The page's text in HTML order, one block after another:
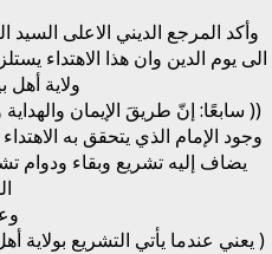
وأكد المرجع الديني الاعلى
الى يوم الدين وان هذا الاهتداء
ولاية
(( سابعًا: إنّ طريقَ الإيمان
وجود الإمام الذي يتحقق به
يضاف إليه تشريع وبقاء ودوام
( يعني عندما يأتي التشريع بولاية